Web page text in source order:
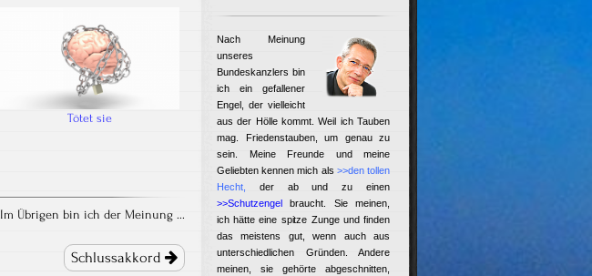
Tötet sie
Im Übrigen bin ich der Meinung ...
Schlussakkord
Nach Meinung
unseres
Bundeskanzlers bin
ich ein gefallener
Engel, der vielleicht
aus der Hölle kommt. Weil ich Tauben
mag. Friedenstauben, um genau zu
sein. Meine Freunde und meine
Geliebten kennen mich als >>den tollen
Hecht
der ab und zu einen
>>Schutzengel braucht. Sie meinen,
ich hätte eine spitze Zunge und finden
das meistens gut, wenn auch aus
unterschiedlichen Gründen. Andere
meinen, sie gehörte abgeschnitten,